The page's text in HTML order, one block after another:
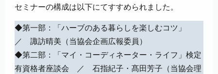
セミナーの構成は以下にてすすめられました。
◆第一部：「ハーブのある暮らしを楽しむコツ」
／ 諏訪晴美（当協会企画広報委員）
◆第二部：「マイ・コーディネーター・ライフ」検定
有資格者座談会 ／ 石指紀子・髙田芳子（当協会理